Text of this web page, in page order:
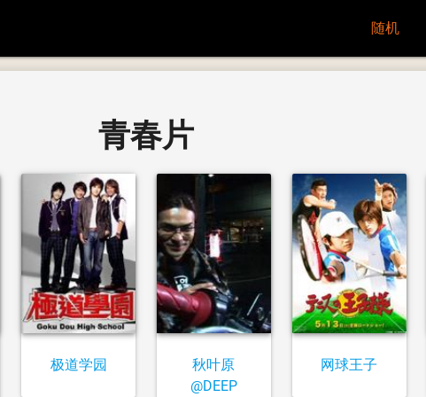
随机
青春片
极道学园
秋叶原
@DEEP
网球王子